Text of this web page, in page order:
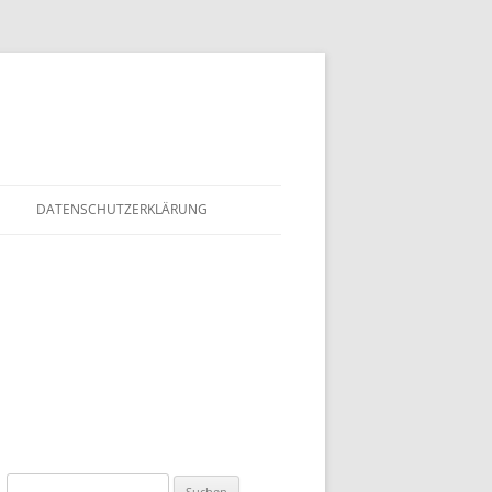
DATENSCHUTZERKLÄRUNG